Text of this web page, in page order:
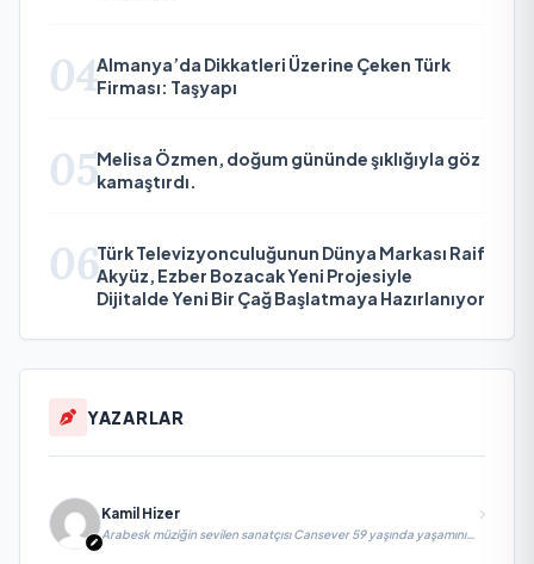
04Almanya’da Dikkatleri Üzerine Çeken Türk
Firması: Taşyapı
05Melisa Özmen, doğum gününde şıklığıyla göz
kamaştırdı.
06Türk Televizyonculuğunun Dünya Markası Raif
Akyüz, Ezber Bozacak Yeni Projesiyle
Dijitalde Yeni Bir Çağ Başlatmaya Hazırlanıyor
YAZARLAR
Kamil Hizer
Arabesk müziğin sevilen sanatçısı Cansever 59 yaşında yaşamını